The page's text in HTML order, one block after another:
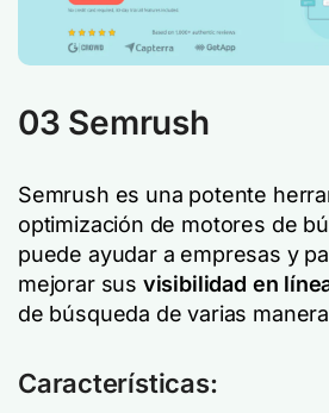
03 Semrush
Semrush es una potente
optimización de motores de
puede ayudar a empresas y
mejorar sus visibilidad en
de búsqueda de varias
Características: